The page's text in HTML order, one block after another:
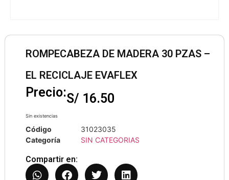
ROMPECABEZA DE MADERA 30 PZAS –
EL RECICLAJE EVAFLEX
Precio:S/ 16.50
Sin existencias
Código
31023035
Categoría
SIN CATEGORIAS
Compartir en: